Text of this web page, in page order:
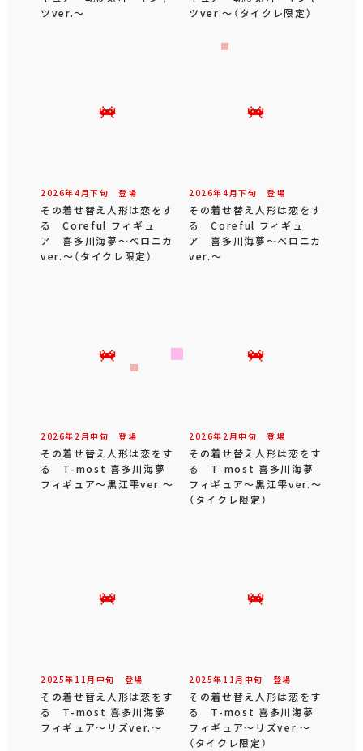
ツver.～
ツver.～（タイクレ限定）
2026年4 月下旬 登場
その着せ替え人形は恋をす
る Coreful フィギュ
ア 喜多川海夢～ベロニカ
ver.～（タイクレ限定）
2026年4 月下旬 登場
その着せ替え人形は恋をす
る Coreful フィギュ
ア 喜多川海夢～ベロニカ
ver.～
2026年 2 月中旬 登場
その着せ替え人形は恋をす
る T-most 喜多川海夢
フィギュア～黒江雫ver.～
2026年 2 月中旬 登場
その着せ替え人形は恋をす
る T-most 喜多川海夢
フィギュア～黒江雫ver.～
（タイクレ限定）
2025年 11 月 中旬 登場
その着せ替え人形は恋をす
る T-most 喜多川海夢
フィギュア～リズver.～
2025年 11 月 中旬 登場
その着せ替え人形は恋をす
る T-most 喜多川海夢
フィギュア～リズver.～
（タイクレ限定）